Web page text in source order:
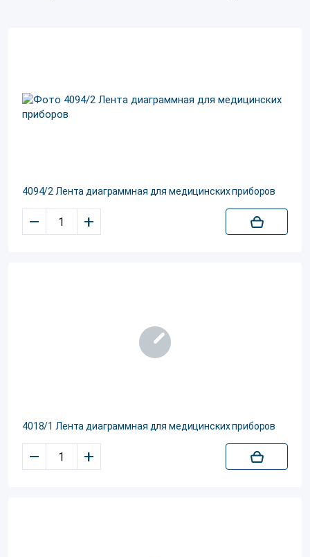
4094/2 Лента диаграммная для медицинских приборов
– +
4018/1 Лента диаграммная для медицинских приборов
– +